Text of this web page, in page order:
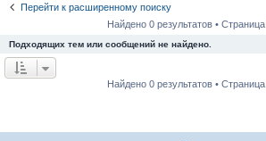
Перейти к расширенному поиску
Найдено 0 результатов • Страница
Подходящих тем или сообщений не найдено.
Найдено 0 результатов • Страница